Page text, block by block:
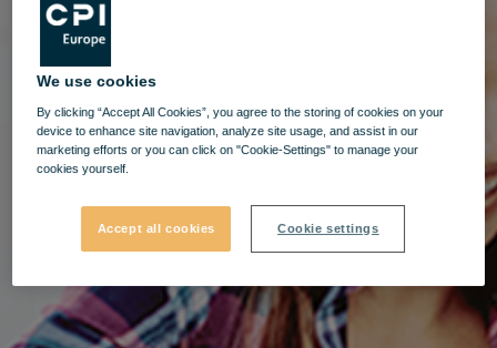
We use cookies
By clicking “Accept All Cookies”, you agree to the storing of cookies on your
device to enhance site navigation, analyze site usage, and assist in our
marketing efforts or you can click on "Cookie-Settings" to manage your
cookies yourself.
Accept all cookies Cookie settings